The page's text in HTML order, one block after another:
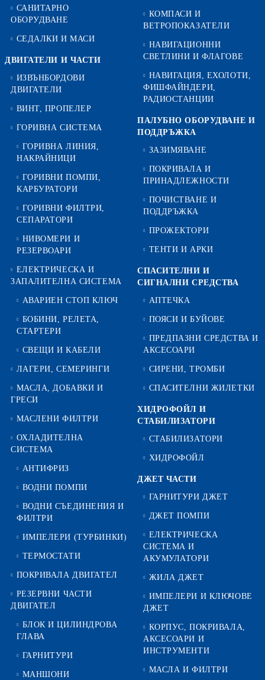
САНИТАРНО
ОБОРУДВАНЕ
СЕДАЛКИ И МАСИ
ДВИГАТЕЛИ И ЧАСТИ
ИЗВЪНБОРДОВИ
ДВИГАТЕЛИ
ВИНТ, ПРОПЕЛЕР
ГОРИВНА СИСТЕМА
ГОРИВНА ЛИНИЯ,
НАКРАЙНИЦИ
ГОРИВНИ ПОМПИ,
КАРБУРАТОРИ
ГОРИВНИ ФИЛТРИ,
СЕПАРАТОРИ
НИВОМЕРИ И
РЕЗЕРВОАРИ
ЕЛЕКТРИЧЕСКА И
ЗАПАЛИТЕЛНА СИСТЕМА
АВАРИЕН СТОП КЛЮЧ
БОБИНИ, РЕЛЕТА,
СТАРТЕРИ
СВЕЩИ И КАБЕЛИ
ЛАГЕРИ, СЕМЕРИНГИ
МАСЛА, ДОБАВКИ И
ГРЕСИ
МАСЛЕНИ ФИЛТРИ
ОХЛАДИТЕЛНА
СИСТЕМА
АНТИФРИЗ
ВОДНИ ПОМПИ
ВОДНИ СЪЕДИНЕНИЯ И
ФИЛТРИ
ИМПЕЛЕРИ (ТУРБИНКИ)
ТЕРМОСТАТИ
ПОКРИВАЛА ДВИГАТЕЛ
РЕЗЕРВНИ ЧАСТИ
ДВИГАТЕЛ
БЛОК И ЦИЛИНДРОВА
ГЛАВА
ГАРНИТУРИ
МАНШОНИ
КОМПАСИ И
ВЕТРОПОКАЗАТЕЛИ
НАВИГАЦИОННИ
СВЕТЛИНИ И ФЛАГОВЕ
НАВИГАЦИЯ, ЕХОЛОТИ,
ФИШФАЙНДЕРИ,
РАДИОСТАНЦИИ
ПАЛУБНО ОБОРУДВАНЕ И
ПОДДРЪЖКА
ЗАЗИМЯВАНЕ
ПОКРИВАЛА И
ПРИНАДЛЕЖНОСТИ
ПОЧИСТВАНЕ И
ПОДДРЪЖКА
ПРОЖЕКТОРИ
ТЕНТИ И АРКИ
СПАСИТЕЛНИ И
СИГНАЛНИ СРЕДСТВА
АПТЕЧКА
ПОЯСИ И БУЙОВЕ
ПРЕДПАЗНИ СРЕДСТВА И
АКСЕСОАРИ
СИРЕНИ, ТРОМБИ
СПАСИТЕЛНИ ЖИЛЕТКИ
ХИДРОФОЙЛ И
СТАБИЛИЗАТОРИ
СТАБИЛИЗАТОРИ
ХИДРОФОЙЛ
ДЖЕТ ЧАСТИ
ГАРНИТУРИ ДЖЕТ
ДЖЕТ ПОМПИ
ЕЛЕКТРИЧЕСКА
СИСТЕМА И
АКУМУЛАТОРИ
ЖИЛА ДЖЕТ
ИМПЕЛЕРИ И КЛЮЧОВЕ
ДЖЕТ
КОРПУС, ПОКРИВАЛА,
АКСЕСОАРИ И
ИНСТРУМЕНТИ
МАСЛА И ФИЛТРИ